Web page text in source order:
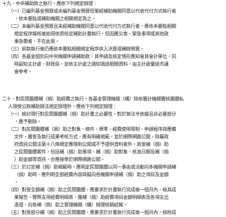
十九、中央補助款之執行，應依下列規定辦理：
      （一）已編列基金預算或未編列基金預算但業經補助機關同意以代收代付方式執行者
            ，依本要點或補助機關之相關規定為之。
      （二）未編列基金預算且未經補助機關同意以代收代付方式執行者，應依本要點相關
            規定程序報核後始得依原核定補助計畫執行，但因應災害、緊急事項或其他政
            事急需者，不在此限。
      （三）前款執行後仍應依本要點相關規定程序併入決算或補辦預算。
      （四）各基金個別向中央機關申請補助款，其申請及核定情形應知會其會計單位，同
            時副知主計處、財政局，並依主計處之通知填送相關資料，由主計處彙送市議
二十、對民間團體補（捐）助經費之執行，各基金管理機關（構）除依審計機關審核團體私
      人領受公款補助辦法規定辦理外，應依下列規定辦理：
      （一）檢討現行對民間團體補（捐）助計畫之必要性，對於無法令依據且非必要部分
            ，應予刪除。
      （二）對民間團體補（捐）助之對象、條件、標準、經費使用限制、申請程序與應備
            文件、審查及執行成果考核方式，應有明確規範，並於網際網路公開。除屬政
            府資訊公開法第十八條規定應限制公開或不予提供資料者外，其受補（捐）助
            之民間團體案件，包括補（捐）助事項、補（捐）助對象、核准日期及補（捐
            ）助金額等資訊，亦應按季於網際網路公開。
      （三）於訂定補（捐）助規範時，應明定民間團體以同一事由或活動向多機關申請補
            （捐）助時，應列明全部經費內容與擬向各機關申請補（捐）助之項目及金額
            。
      （四）對受全額補（捐）助之民間團體，應要求於計畫執行完成後一個月內，檢具成
            果報告、實際支用經費明細表、獲補（捐）助經費項目金額明細表及各項支出
            憑證，向各補（捐）助之管理機關（構）辦理核銷結報。
      （五）對受部分補（捐）助之民間團體，應要求於計畫執行完成後一個月內，檢附成